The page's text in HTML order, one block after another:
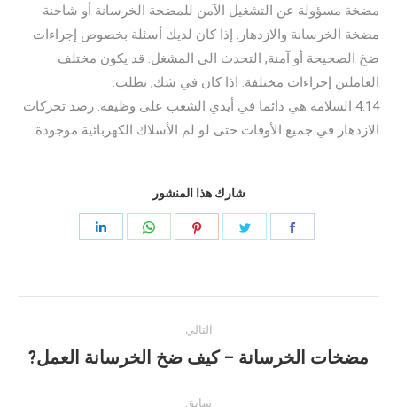
مضخة مسؤولة عن التشغيل الآمن للمضخة الخرسانة أو شاحنة
مضخة الخرسانة والازدهار. إذا كان لديك أسئلة بخصوص إجراءات
ضخ الصحيحة أو آمنة, التحدث الى المشغل. قد يكون مختلف
العاملين إجراءات مختلفة. اذا كان في شك, يطلب.
4.14 السلامة هي دائما في أيدي الشعب على وظيفة. رصد تحركات
الازدهار في جميع الأوقات حتى لو لم الأسلاك الكهربائية موجودة.
شارك هذا المنشور
مشاركه مشاركه
مشاركه مشاركه
الملاحة
سابق
التالي
مرحلة
بعد
مضخات الخرسانة – كيف ضخ الخرسانة العمل?